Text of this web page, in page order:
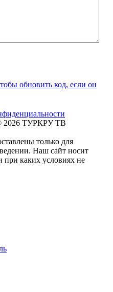
2026 ТУРКРУ ТВ
только для
Наш сайт носит
каких условиях не